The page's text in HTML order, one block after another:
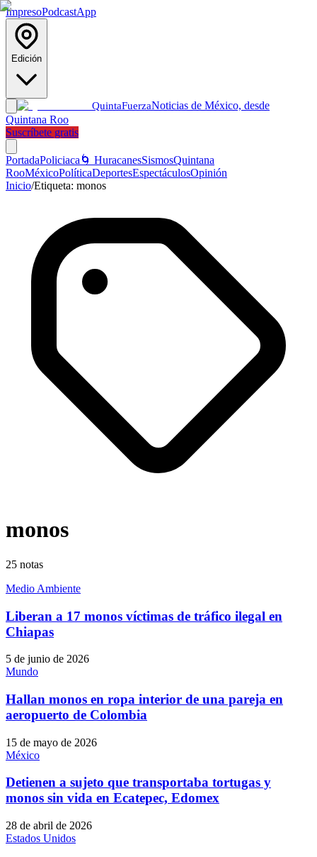
ImpresoPodcastApp
Edición
QuintaFuerzaNoticias de México, desde
Quintana Roo
Suscríbete gratis
PortadaPoliciaca 🌀 HuracanesSismosQuintana
RooMéxicoPolíticaDeportesEspectáculosOpinión
Inicio/Etiqueta: monos
monos
25 notas
Medio Ambiente
Liberan a 17 monos víctimas de tráfico ilegal en
Chiapas
5 de junio de 2026
Mundo
Hallan monos en ropa interior de una pareja en
aeropuerto de Colombia
15 de mayo de 2026
México
Detienen a sujeto que transportaba tortugas y
monos sin vida en Ecatepec, Edomex
28 de abril de 2026
Estados Unidos